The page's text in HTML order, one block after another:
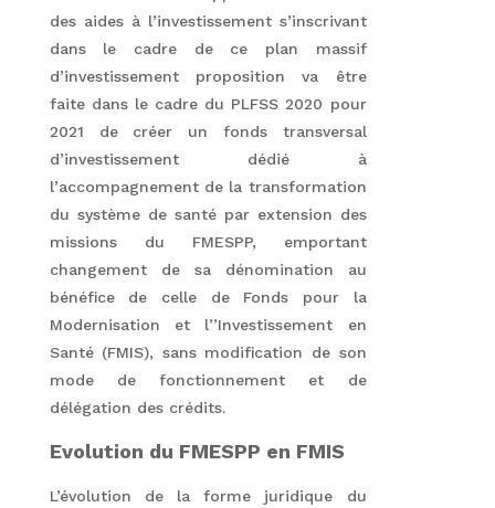
des aides à l’investissement s’inscrivant
dans le cadre de ce plan massif
d’investissement proposition va être
faite dans le cadre du PLFSS 2020 pour
2021 de créer un fonds transversal
d’investissement dédié à
l’accompagnement de la transformation
du système de santé par extension des
missions du FMESPP, emportant
changement de sa dénomination au
bénéfice de celle de Fonds pour la
Modernisation et l’’Investissement en
Santé (FMIS), sans modification de son
mode de fonctionnement et de
délégation des crédits.
Evolution du FMESPP en FMIS
L’évolution de la forme juridique du